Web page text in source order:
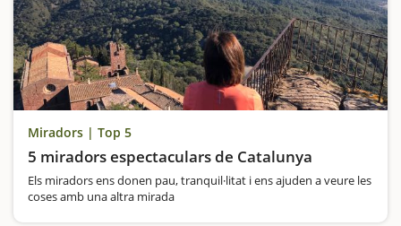
Miradors | Top 5
5 miradors espectaculars de Catalunya
Els miradors ens donen pau, tranquil·litat i ens ajuden a veure les
coses amb una altra mirada